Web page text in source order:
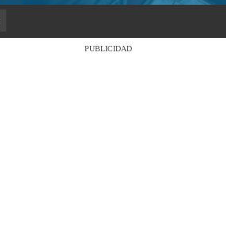
PUBLICIDAD